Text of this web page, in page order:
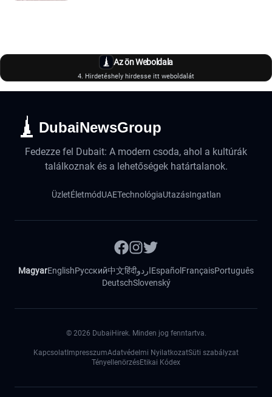
Az ön Weboldala
4. Hirdetéshely hirdesse itt weboldalát
DubaiNewsGroup
Fedezze fel Dubait: A modern csoda, ahol a kultúrák
találkoznak és a lehetőségek határtalanok.
ÜzletÉletmódUAETechnológiaUtazásIngatlan
MagyarEnglishРусский中文हिंदीاردوEspañol FrançaisPortuguês
DeutschSlovenský
© 2026 DubaiHirek. Minden jog fenntartva.
Kapcsolat ImpresszumAdatvédelmi NyilatkozatSüti szabályzat
TényellenörzésEtikai Kódex